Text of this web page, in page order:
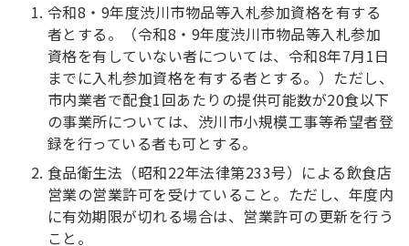
令和8・9年度渋川市物品等入札参加資格を有する
者とする。（令和8・9年度渋川市物品等入札参加
資格を有していない者については、令和8年7月1日
までに入札参加資格を有する者とする。）ただし、
市内業者で配食1回あたりの提供可能数が20食以下
の事業所については、渋川市小規模工事等希望者登
録を行っている者も可とする。
食品衛生法（昭和22年法律第233号）による飲食店
営業の営業許可を受けていること。ただし、年度内
に有効期限が切れる場合は、営業許可の更新を行う
こと。